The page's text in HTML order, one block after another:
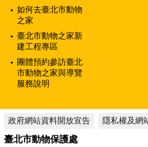
如何去臺北市動物
之家
臺北市動物之家新
建工程專區
團體預約參訪臺北
市動物之家與導覽
服務說明
政府網站資料開放宣告 隱私權及網
臺北市動物